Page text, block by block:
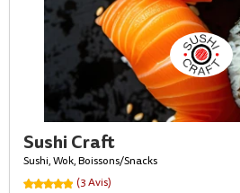
Sushi Craft
Sushi, Wok, Boissons/Snacks
(3 Avis)